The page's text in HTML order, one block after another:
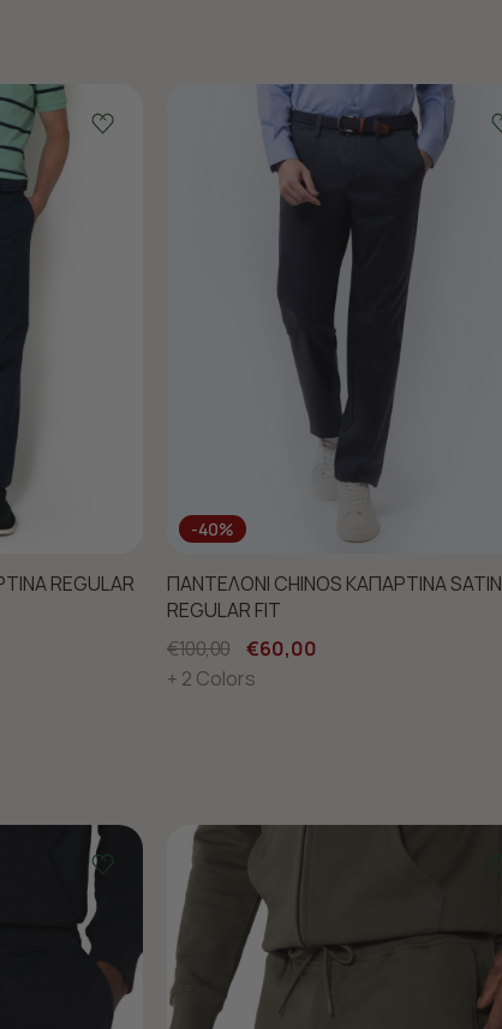
REGULAR
-40%
ΠΑΝΤΕΛΟΝΙ CHINOS ΚΑΠΑΡΤΙΝΑ SATIN
REGULAR FIT
€100,00
€60,00
+ 2 Colors